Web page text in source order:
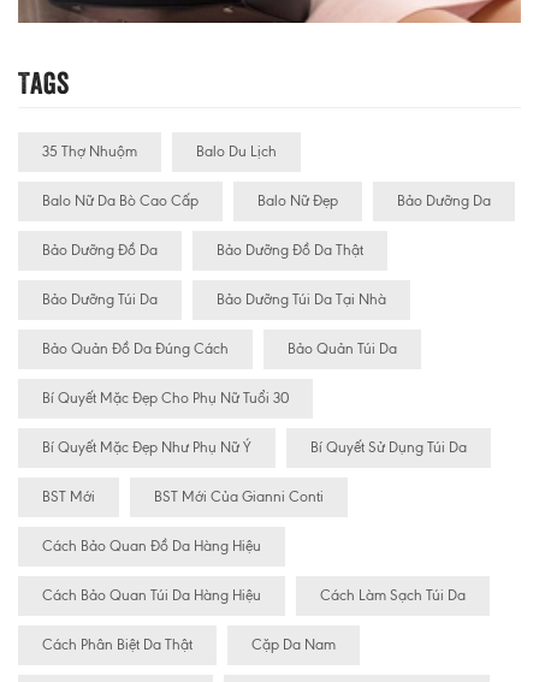
Tags
35 Thợ Nhuộm Balo Du Lịch
Balo Nữ Da Bò Cao Cấp Balo Nữ Đẹp Bảo Dưỡng Da
Bảo Dưỡng Đồ Da Bảo Dưỡng Đồ Da Thật
Bảo Dưỡng Túi Da Bảo Dưỡng Túi Da Tại Nhà
Bảo Quản Đồ Da Đúng Cách Bảo Quản Túi Da
Bí Quyết Mặc Đẹp Cho Phụ Nữ Tuổi 30
Bí Quyết Mặc Đẹp Như Phụ Nữ Ý Bí Quyết Sử Dụng Túi Da
BST Mới BST Mới Của Gianni Conti
Cách Bảo Quan Đồ Da Hàng Hiệu
Cách Bảo Quan Túi Da Hàng Hiệu Cách Làm Sạch Túi Da
Cách Phân Biệt Da Thật Cặp Da Nam